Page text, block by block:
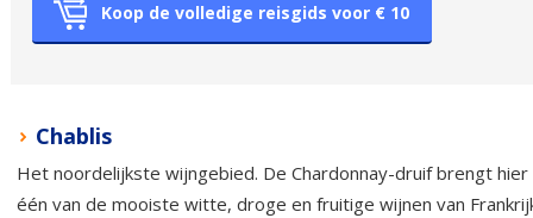
Koop de volledige reisgids voor € 10
Chablis
Het noordelijkste wijngebied. De Chardonnay-druif brengt hier
één van de mooiste witte, droge en fruitige wijnen van